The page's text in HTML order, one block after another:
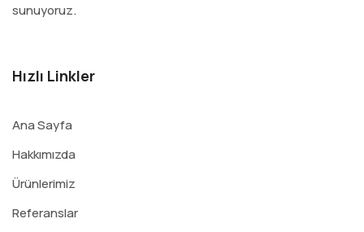
sunuyoruz.
Hızlı Linkler
Ana Sayfa
Hakkımızda
Ürünlerimiz
Referanslar